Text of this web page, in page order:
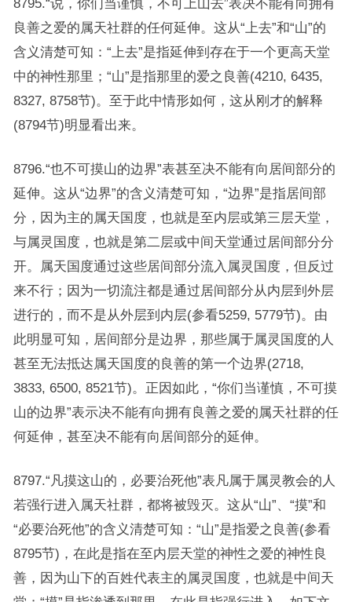
8795.“说，你们当谨慎，不可上山去”表决不能有向拥有
良善之爱的属天社群的任何延伸。这从“上去”和“山”的
含义清楚可知：“上去”是指延伸到存在于一个更高天堂
中的神性那里；“山”是指那里的爱之良善(4210, 6435,
8327, 8758节)。至于此中情形如何，这从刚才的解释
(8794节)明显看出来。
8796.“也不可摸山的边界”表甚至决不能有向居间部分的
延伸。这从“边界”的含义清楚可知，“边界”是指居间部
分，因为主的属天国度，也就是至内层或第三层天堂，
与属灵国度，也就是第二层或中间天堂通过居间部分分
开。属天国度通过这些居间部分流入属灵国度，但反过
来不行；因为一切流注都是通过居间部分从内层到外层
进行的，而不是从外层到内层(参看5259, 5779节)。由
此明显可知，居间部分是边界，那些属于属灵国度的人
甚至无法抵达属天国度的良善的第一个边界(2718,
3833, 6500, 8521节)。正因如此，“你们当谨慎，不可摸
山的边界”表示决不能有向拥有良善之爱的属天社群的任
何延伸，甚至决不能有向居间部分的延伸。
8797.“凡摸这山的，必要治死他”表凡属于属灵教会的人
若强行进入属天社群，都将被毁灭。这从“山”、“摸”和
“必要治死他”的含义清楚可知：“山”是指爱之良善(参看
8795节)，在此是指在至内层天堂的神性之爱的神性良
善，因为山下的百姓代表主的属灵国度，也就是中间天